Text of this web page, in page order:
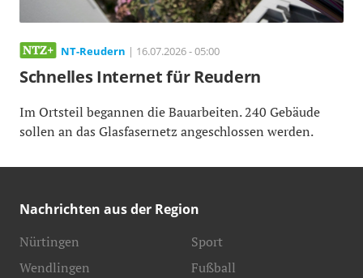
NT-Reudern | 16.07.2026 - 05:00
Schnelles Internet für Reudern
Im Ortsteil begannen die Bauarbeiten. 240 Gebäude
sollen an das Glasfasernetz angeschlossen werden.
Nachrichten aus der Region
Nürtingen
Wendlingen
Sport
Fußball